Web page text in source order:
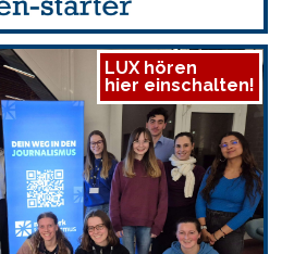
LUX hören
hier einschalten!